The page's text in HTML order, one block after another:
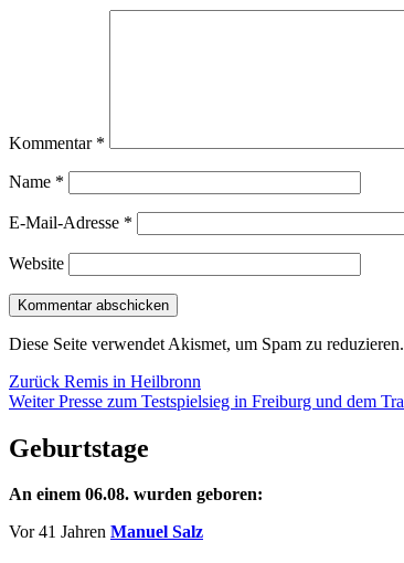
Kommentar *
Name *
E-Mail-Adresse *
Website
Diese Seite verwendet Akismet, um Spam zu reduzieren.
Beitragsnavigation
Zurück Vorheriger
Beitrag:
Remis in Heilbronn
Weiter Nächster
Presse zum Testspielsieg in Freiburg und dem
Geburtstage
An einem 06.08. wurden geboren:
Vor 41 Jahren Manuel Salz